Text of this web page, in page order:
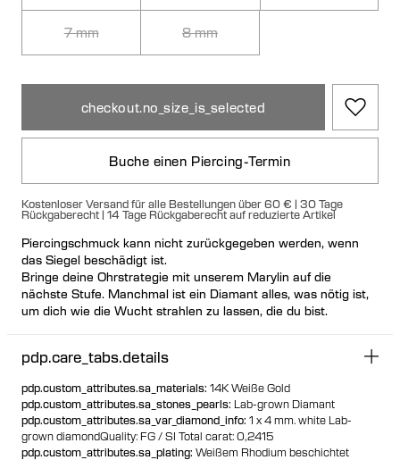
7 mm 8 mm
checkout.no_size_is_selected
Buche einen Piercing-Termin
Kostenloser Versand für alle Bestellungen über 60 € | 30 Tage
Rückgaberecht | 14 Tage Rückgaberecht auf reduzierte Artikel
Piercingschmuck kann nicht zurückgegeben werden, wenn
das Siegel beschädigt ist.
Bringe deine Ohrstrategie mit unserem Marylin auf die
nächste Stufe. Manchmal ist ein Diamant alles, was nötig ist,
um dich wie die Wucht strahlen zu lassen, die du bist.
pdp.care_tabs.details
pdp.custom_attributes.sa_materials: 14K Weiße Gold
pdp.custom_attributes.sa_stones_pearls: Lab-grown Diamant
pdp.custom_attributes.sa_var_diamond_info: 1 x 4 mm. white Lab-
grown diamondQuality: FG / SI Total carat: 0,2415
pdp.custom_attributes.sa_plating: Weißem Rhodium beschichtet